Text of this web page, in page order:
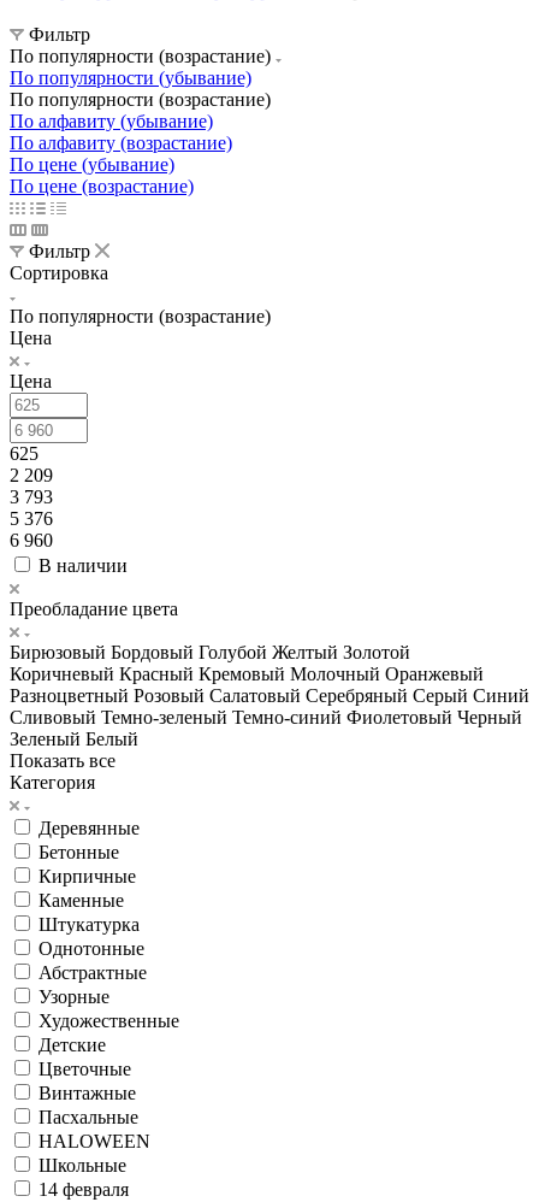
Фильтр
По популярности (возрастание)
По популярности (убывание)
По популярности (возрастание)
По алфавиту (убывание)
По алфавиту (возрастание)
По цене (убывание)
По цене (возрастание)
Фильтр
Сортировка
По популярности (возрастание)
Цена
Цена
625
2 209
3 793
5 376
6 960
В наличии
Преобладание цвета
Бирюзовый Бордовый Голубой Желтый Золотой
Коричневый Красный Кремовый Молочный Оранжевый
Разноцветный Розовый Салатовый Серебряный Серый Синий
Сливовый Темно-зеленый Темно-синий Фиолетовый Черный
Зеленый Белый
Показать все
Категория
Деревянные
Бетонные
Кирпичные
Каменные
Штукатурка
Однотонные
Абстрактные
Узорные
Художественные
Детские
Цветочные
Винтажные
Пасхальные
HALOWEEN
Школьные
14 февраля